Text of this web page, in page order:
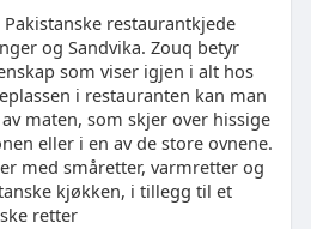
restaurantkjede
og Sandvika. Zouq betyr
som viser igjen i alt hos
i restauranten kan man
maten, som skjer over hissige
eller i en av de store ovnene.
med småretter, varmretter og
kjøkken, i tillegg til et
retter